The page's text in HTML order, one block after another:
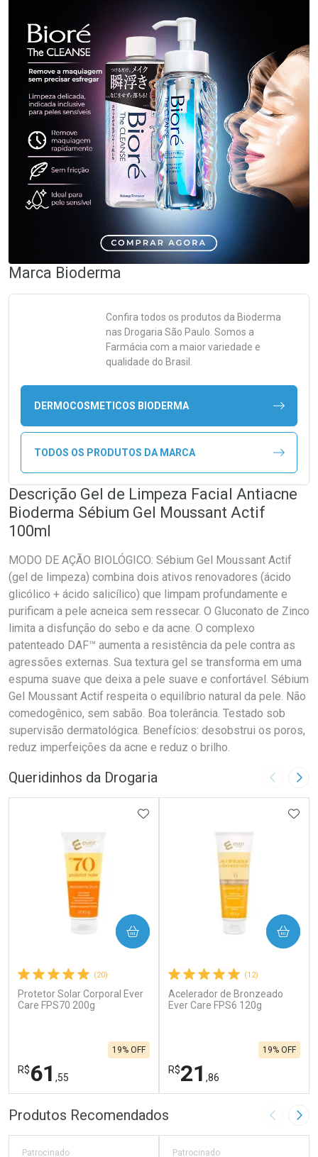
Marca Bioderma
Confira todos os produtos da Bioderma
nas Drogaria São Paulo. Somos a
Farmácia com a maior variedade e
qualidade do Brasil.
DERMOCOSMETICOS BIODERMA
TODOS OS PRODUTOS DA MARCA
Descrição Gel de Limpeza Facial Antiacne
Bioderma Sébium Gel Moussant Actif
100ml
MODO DE AÇÃO BIOLÓGICO: Sébium Gel Moussant Actif
(gel de limpeza) combina dois ativos renovadores (ácido
glicólico + ácido salicílico) que limpam profundamente e
purificam a pele acneica sem ressecar. O Gluconato de Zinco
limita a disfunção do sebo e da acne. O complexo
patenteado DAF™ aumenta a resistência da pele contra as
agressões externas. Sua textura gel se transforma em uma
espuma suave que deixa a pele suave e confortável. Sébium
Gel Moussant Actif respeita o equilíbrio natural da pele. Não
comedogênico, sem sabão. Boa tolerância. Testado sob
supervisão dermatológica. Benefícios: desobstrui os poros,
reduz imperfeições da acne e reduz o brilho.
Queridinhos da Drogaria Imagem
(20)
Protetor Solar Corporal Ever
Care FPS70 200g
R$61 ,55
19% OFF
ADICIONAR AOS FAVORITOS
COMPRAR
FECHAR
Laboratório
FECHAR
Por Menos
(12)
Acelerador de Bronzeado
Ever Care FPS6 120g
R$21 ,86
19% OFF
COMPRAR
Laboratório
Por Menos
Produtos Recomendados Imagem
Patrocinado Patrocinado